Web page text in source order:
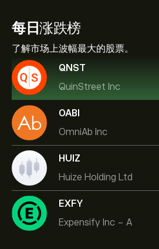
每日涨跌榜
了解市场上波幅最大的股票。
QNST
QuinStreet Inc
OABI
OmniAb Inc
HUIZ
Huize Holding Ltd
EXFY
Expensify Inc - A
NVIDIA Corporation